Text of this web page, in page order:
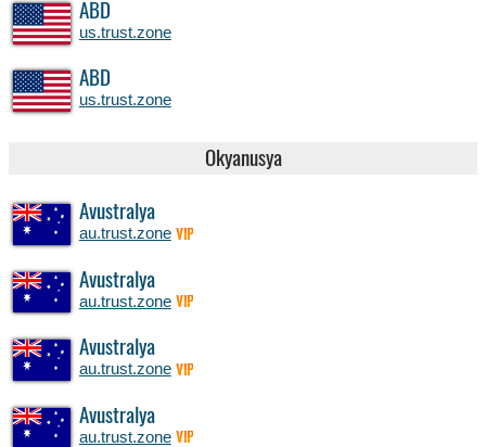
ABD
us.trust.zone
ABD
us.trust.zone
Okyanusya
Avustralya
au.trust.zone VIP
Avustralya
au.trust.zone VIP
Avustralya
au.trust.zone VIP
Avustralya
au.trust.zone VIP